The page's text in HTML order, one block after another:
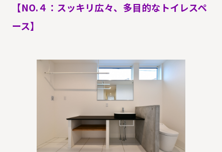
【NO.４：スッキリ広々、多目的なトイレスペ
ース】